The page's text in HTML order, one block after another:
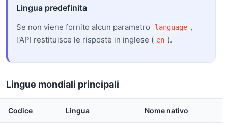
Lingua predefinita
Se non viene fornito alcun parametro language ,
l'API restituisce le risposte in inglese ( en ).
Lingue mondiali principali
Codice Lingua Nome nativo